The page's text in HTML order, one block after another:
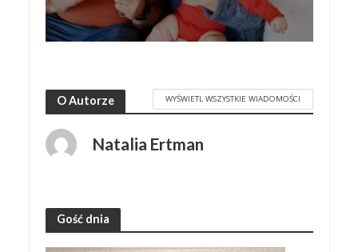
O Autorze WYŚWIETL WSZYSTKIE WIADOMOŚCI
Natalia Ertman
Gość dnia